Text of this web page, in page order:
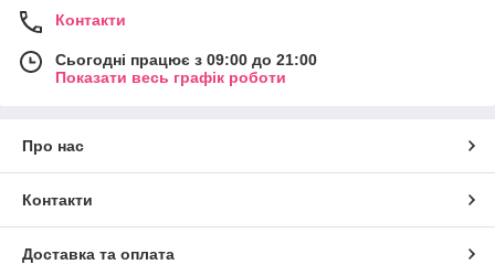
Контакти
Сьогодні працює з 09:00 до 21:00
Показати весь графік роботи
Про нас
Контакти
Доставка та оплата